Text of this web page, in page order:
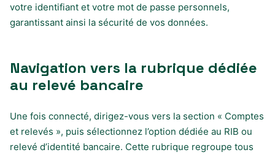
votre identifiant et votre mot de passe personnels,
garantissant ainsi la sécurité de vos données.
Navigation vers la rubrique dédiée
au relevé bancaire
Une fois connecté, dirigez-vous vers la section « Comptes
et relevés », puis sélectionnez l’option dédiée au RIB ou
relevé d’identité bancaire. Cette rubrique regroupe tous